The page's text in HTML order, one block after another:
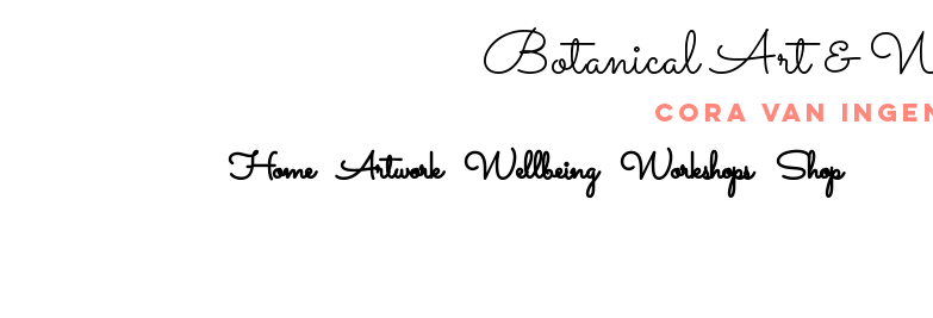
Botanical Art &
Cora van
Home Artwork Wellbeing Workshops Shop